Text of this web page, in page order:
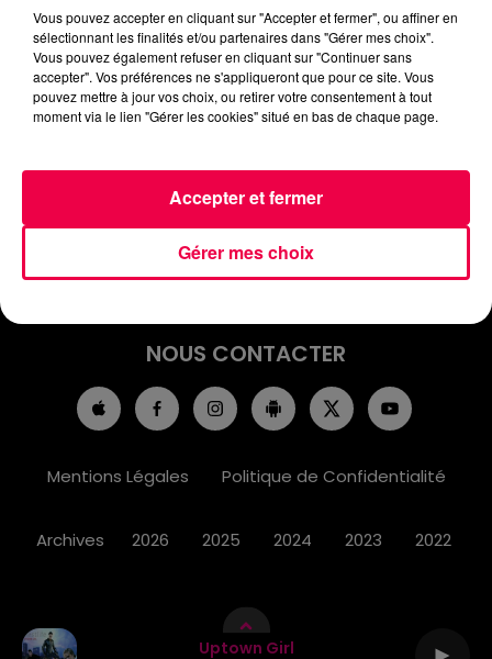
Uptown Girl
INFOS
EMISSIONS
JEUX
PODCASTS
NOUS CONTACTER
Mentions Légales Politique de Confidentialité
Archives 2026 2025 2024 2023 2022
Vous pouvez accepter en cliquant sur "Accepter et fermer", ou affiner en
sélectionnant les finalités et/ou partenaires dans "Gérer mes choix".
Vous pouvez également refuser en cliquant sur "Continuer sans
accepter". Vos préférences ne s'appliqueront que pour ce site. Vous
pouvez mettre à jour vos choix, ou retirer votre consentement à tout
moment via le lien "Gérer les cookies" situé en bas de chaque page.
Gérer mes choix
Accepter et fermer